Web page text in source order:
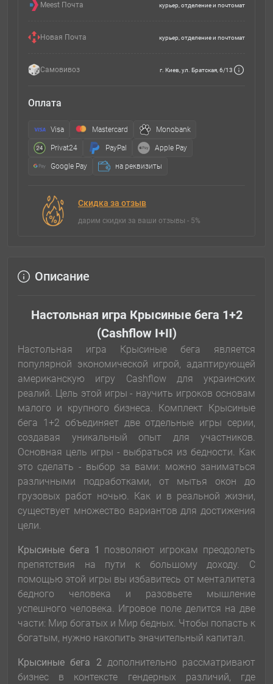
Meest Почта курьер, отделение и почтомат
Новая Почта курьер, отделение и почтомат
Самовивоз г. Киев, ул. Братская, 6/13
Оплата
Visa Mastercard Monobank
Privat24 PayPal Apple Pay
Google Pay на реквизиты
Скидка за отзыв
дарим скидки за ваши отзывы - 5%
Описание
Настольная игра Крысиные бега 1+2
(Cashflow I+II)
Настольная игра Крысиные бега является
популярной экономической игрой, адаптирующей
американскую игру Cashflow для украинских
реалий. Цель этой игры - научить игроков основам
малого и крупного бизнеса. Комплект Крысиные
бега 1+2 объединяет две отдельные игры серии,
создавая уникальный опыт для участников.
Основная цель игры - выбраться из бедности. Как
это сделать - выбор за вами: можно заниматься
различными подработками, от мытья окон до
грузовых работ ночью. Как и в реальной жизни,
существует множество вариантов для достижения
цели.
Крысиные бега 1 позволяют игрокам преодолеть
препятствия на пути к большому доходу. С
помощью этой игры вы избавитесь от менталитета
бедного человека и разовьете мышление
успешного человека. Игровое поле делится на две
части: Мир богатых и Мир бедных. Чтобы попасть к
богатым, нужно накопить значительный капитал.
Крысиные бега 2дополнительно рассматривают
бизнес в контексте гендерных различий, где